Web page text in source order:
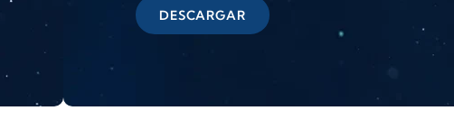
DESCARGAR